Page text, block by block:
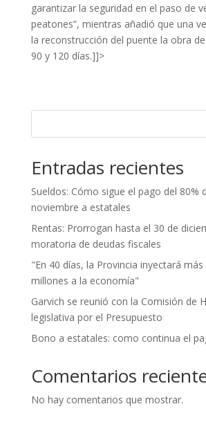
garantizar la seguridad en el paso de
peatones”, mientras añadió que una
la reconstrucción del puente la obra
90 y 120 días.]]>
Entradas recientes
Sueldos: Cómo sigue el pago del 80%
noviembre a estatales
Rentas: Prorrogan hasta el 30 de
moratoria de deudas fiscales
"En 40 días, la Provincia inyectará más
millones a la economía"
Garvich se reunió con la Comisión de
legislativa por el Presupuesto
Bono a estatales: como continua el
Comentarios
No hay comentarios que mostrar.